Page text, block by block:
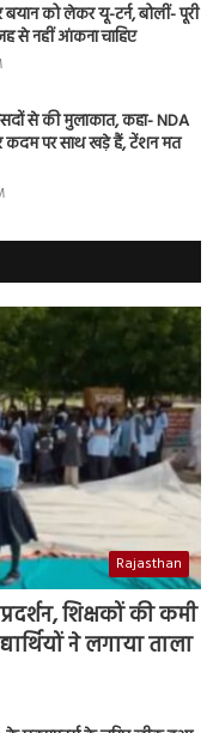
को लेकर यू-टर्न, बोलीं- पूरी
से नहीं आंकना चाहिए
से की मुलाकात, कहा- NDA
कदम पर साथ खड़े हैं, टेंशन मत
Rajasthan
शिक्षकों की कमी
ने लगाया ताला